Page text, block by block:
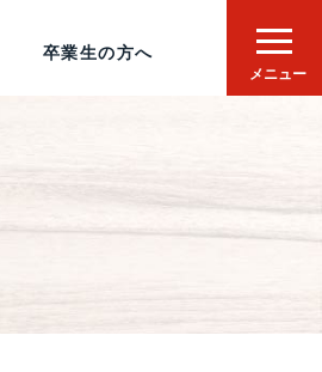
卒業生の方へ
メニュー